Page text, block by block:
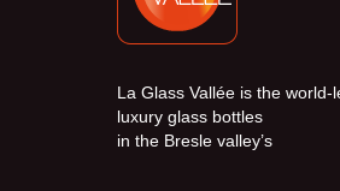
La Glass Vallée is the
luxury glass bottles
in the Bresle valley’s